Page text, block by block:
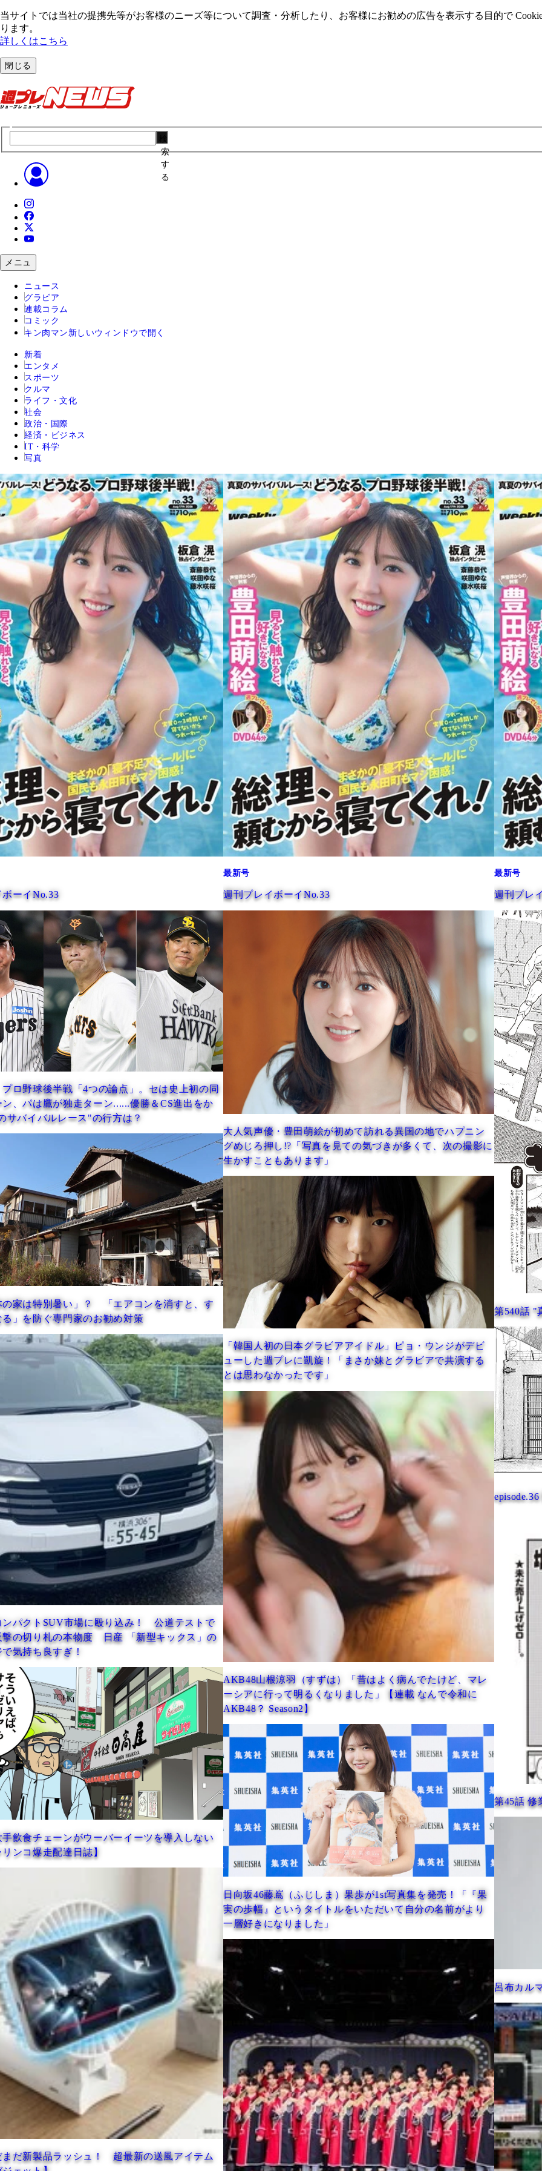
当サイトでは当社の提携先等がお客様のニーズ等について調査・分析したり、お客様にお勧めの広告を表⽰する⽬的で
ります。
詳しくはこちら
閉じる
索
す
る
メニュ
ニュース
グラビア
連載コラム
コミック
キン肉マン 新しいウィンドウで開く
新着
エンタメ
スポーツ
クルマ
ライフ・文化
社会
政治・国際
経済・ビジネス
IT・科学
写真
点」。セは史上初の同
......優勝＆CS進出をか
方は？
アコンを消すと、す
め対策
込み！ 公道テストで
「新型キックス」の
ーイーツを導入しない
最新の送風アイテム
週刊プレイボーイNo.33
大人気声優・豊田萌絵が初めて訪れる異国の地でハプニン
グめじろ押し!?「写真を見ての気づきが多くて、次の撮影に
生かすこともあります」
「韓国人初の日本グラビアアイドル」ピョ・ウンジがデビ
ューした週プレに凱旋！「まさか妹とグラビアで共演する
とは思わなかったです」
AKB48山根涼羽（すずは）「昔はよく病んでたけど、マレ
ーシアに行って明るくなりました」【連載 なんで令和に
AKB48？ Season2】
日向坂46藤嶌（ふじしま）果歩が1st写真集を発売！「『果
実の歩幅』というタイトルをいただいて自分の名前がより
一層好きになりました」
週刊プレイボーイNo.33
第540話 "真剣勝負"が拓く未来!!
episode.36 裏切りのセコンド
第45話 修業
呂布カルマ、選挙の応援演説を